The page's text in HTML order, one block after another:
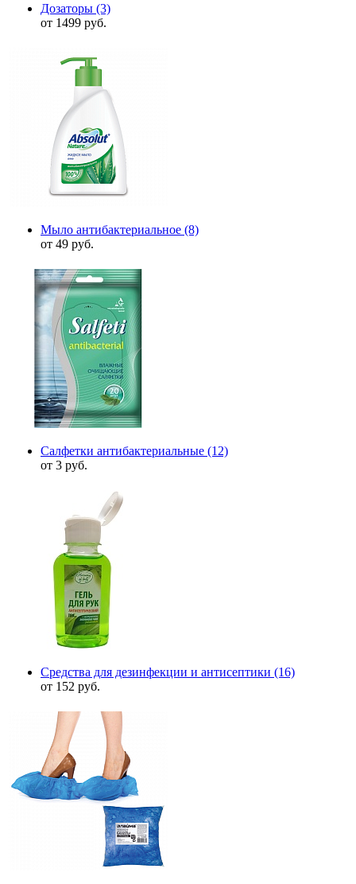
Дозаторы (3)
от 1499 руб.
Мыло антибактериальное (8)
от 49 руб.
Салфетки антибактериальные (12)
от 3 руб.
Средства для дезинфекции и антисептики (16)
от 152 руб.